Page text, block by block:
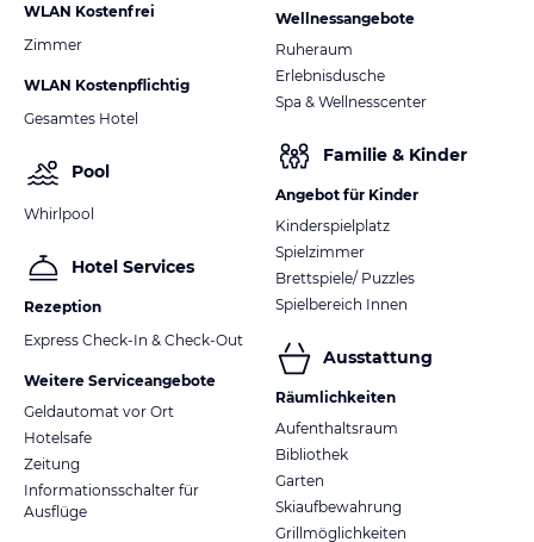
WLAN Kostenfrei
Zimmer
WLAN Kostenpflichtig
Gesamtes Hotel
Pool
Whirlpool
Hotel Services
Rezeption
Express Check-In & Check-Out
Weitere Serviceangebote
Geldautomat vor Ort
Hotelsafe
Zeitung
Informationsschalter für
Ausflüge
Wellnessangebote
Ruheraum
Erlebnisdusche
Spa & Wellnesscenter
Familie & Kinder
Angebot für Kinder
Kinderspielplatz
Spielzimmer
Brettspiele/ Puzzles
Spielbereich Innen
Ausstattung
Räumlichkeiten
Aufenthaltsraum
Bibliothek
Garten
Skiaufbewahrung
Grillmöglichkeiten